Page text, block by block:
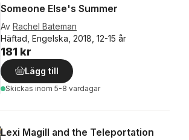
Someone Else's Summer
Av Rachel Bateman
Häftad, Engelska, 2018, 12-15 år
181 kr
Lägg till
Skickas inom 5-8 vardagar
Lexi Magill and the Teleportation